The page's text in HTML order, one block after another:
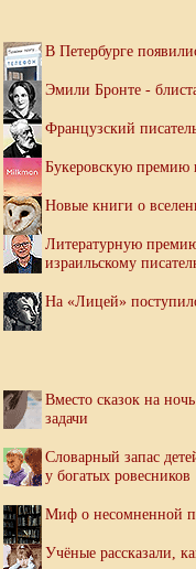
В Петербурге
Эмили Бронте -
Французский
Букеровскую премию
Новые книги о
Литературную
израильскому
На «Лицей»
Вместо сказок на
задачи
Словарный запас
у богатых ровесников
Миф о несомненной
Учёные рассказали,